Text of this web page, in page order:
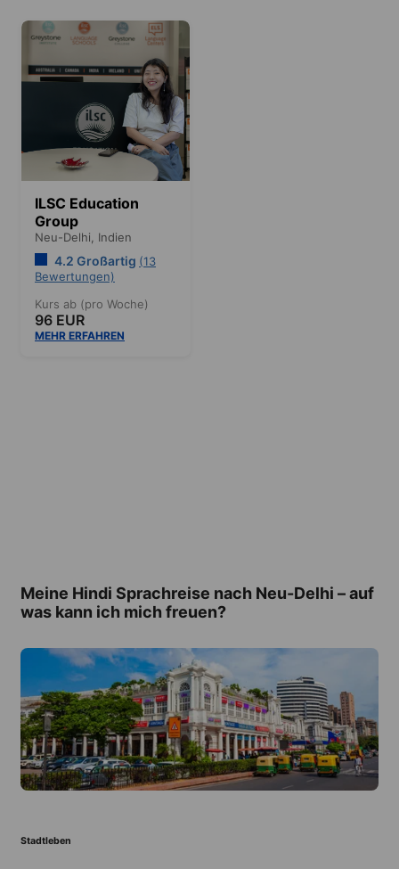
ILSC Education
Group
Neu-Delhi, Indien
4.2 Großartig (13
Bewertungen)
Kurs ab (pro Woche)
96 EUR
MEHR ERFAHREN
Meine Hindi Sprachreise nach Neu-Delhi – auf
was kann ich mich freuen?
Stadtleben